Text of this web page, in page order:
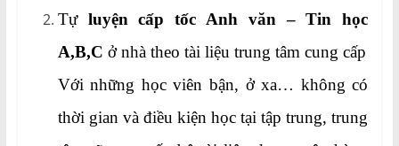
Tự luyện cấp tốc Anh văn – Tin học
A,B,C ở nhà theo tài liệu trung tâm cung cấp
Với những học viên bận, ở xa… không có
thời gian và điều kiện học tại tập trung, trung